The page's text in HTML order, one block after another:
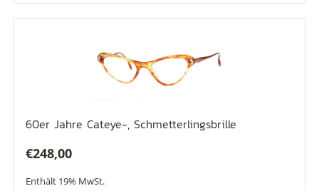
60er Jahre Cateye-, Schmetterlingsbrille
€248,00
Enthält 19% MwSt.